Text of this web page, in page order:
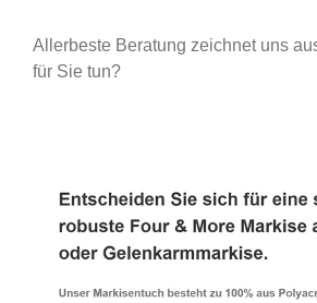
Allerbeste Beratung zeichnet uns
für Sie tun?